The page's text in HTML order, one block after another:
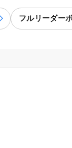
フルリーダー